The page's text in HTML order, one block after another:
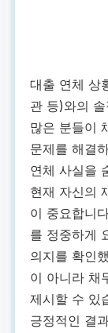
대출 연체 상
관 등)와의
많은 분들이
문제를 해결
연체 사실을
현재 자신의
이 중요합니
를 정중하게
의지를 확인
이 아니라 채
제시할 수 있
긍정적인 결